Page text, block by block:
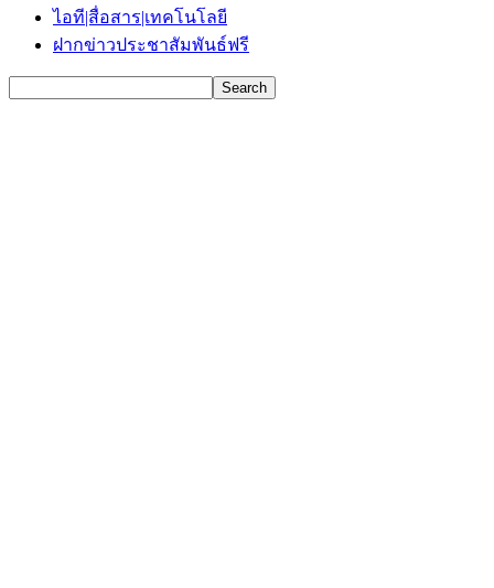
ไอที|สื่อสาร|เทคโนโลยี
ฝากข่าวประชาสัมพันธ์ฟรี